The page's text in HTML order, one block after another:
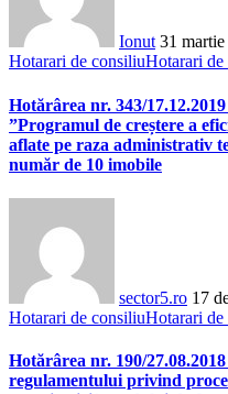
Ionut 31
Hotarari de consiliuHotarari
Hotărârea nr. 343/
”Programul de creștere a
aflate pe raza administrativ
număr de 10 imobile
sector5.ro 17
Hotarari de consiliuHotarari
Hotărârea nr. 190/
regulamentului privind